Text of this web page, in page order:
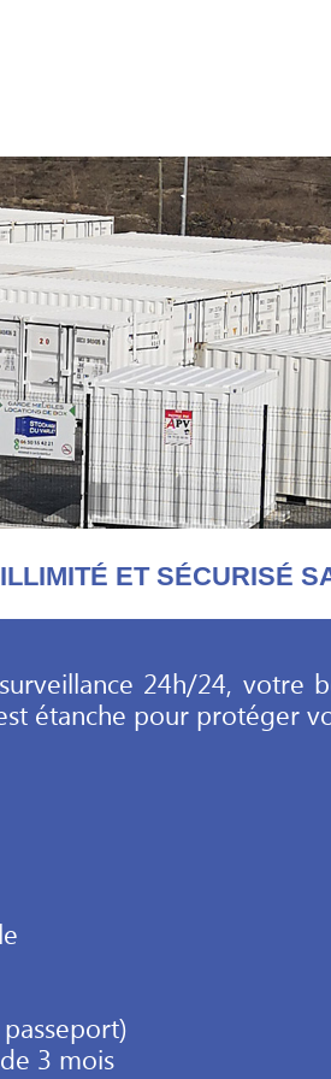
ET SÉCURISÉ
24h/24, votre
étanche pour protéger
3 mois